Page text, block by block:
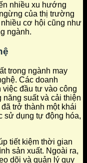
nhiều xu hướng
của thị trường
cơ hội cũng như
ngành.
trong ngành may
Các doanh
việc đầu tư vào công
suất và cải thiện
trở thành một khái
sử dụng tự động hóa,
tiết kiệm thời gian
sản xuất. Ngoài ra,
dõi và quản lý quy